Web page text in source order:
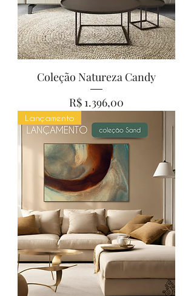
Coleção Natureza Candy
Preço
R$ 1.396,00
Lançamento